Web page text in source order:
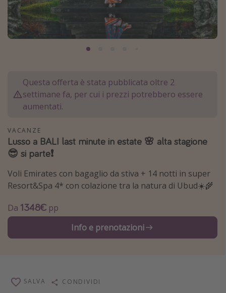
Grecia
Baleari
Malta
Canarie
Capo Verde
Tipo di vacanza
Vacanze last minute
Vacanze all inclusive
Vacanze estate 2026
Vacanze di Pasqua 2026
Last minute capodanno
Vacanze con bambini
Questa offerta è stata pubblicata oltre 2
settimane fa, per cui i prezzi potrebbero essere
aumentati.
VACANZE
Lusso a BALI last minute in estate 🌸 alta stagione
😎 si parte❗️
Voli Emirates con bagaglio da stiva + 14 notti in super
Resort&Spa 4* con colazione tra la natura di Ubud☀️🌾
Da 1348€ pp
Info e prenotazioni
SALVA CONDIVIDI